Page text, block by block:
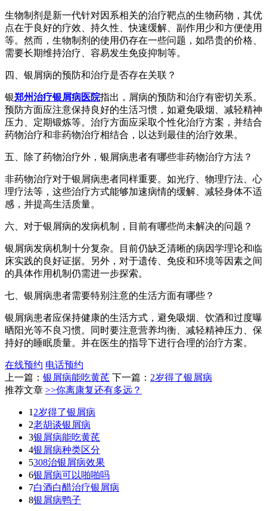
生物制剂是新一代针对因系相关的治疗靶点的生物药物，其优
点在于良好的疗效、持久性、快速缓解、副作用少和方便使用
等。然而，生物制剂的使用仍存在一些问题，如昂贵的价格、
需要长期维持治疗、容易发生免疫抑制等。
四、银屑病的预防和治疗是否存在关联？
银郑州治疗银屑病医院指出，屑病的预防和治疗有密切关系。
预防方面应注意保持良好的生活习惯，如避免吸烟、减轻精神
压力、定期锻炼等。治疗方面应采取个性化治疗方案，并结合
药物治疗和非药物治疗相结合，以达到最佳的治疗效果。
五、除了药物治疗外，银屑病患者有哪些非药物治疗方法？
非药物治疗对于银屑病患者同样重要。如光疗、物理疗法、心
理疗法等，这些治疗方式能够加速病情的缓解、减轻身体不适
感，并提高生活质量。
六、对于银屑病的发病机制，目前有哪些尚未解决的问题？
银屑病发病机制十分复杂。目前仍缺乏清晰的病因学理论和临
床实践的良好证据。另外，对于遗传、免疫和环境等因素之间
的具体作用机制仍需进一步探索。
七、银屑病患者需要特别注意的生活方面有哪些？
银屑病患者应保持健康的生活方式，避免吸烟、饮酒和过度曝
晒阳光等不良习惯。同时要注意营养均衡、减轻精神压力、保
持好的睡眠质量。并在医生的指导下进行合理的治疗方案。
在线预约 电话预约
上一篇： 银屑病能吃黄芪 下一篇： 2岁得了银屑病
推荐文章 >>你离康复还有多远？
1 2岁得了银屑病
2老胡谈银屑病
3银屑病能吃黄芪
4银屑病种类区分
5308治银屑病效果
6银屑病可以啪啪吗
7白酒白醋治疗银屑病
8银屑病鸭子